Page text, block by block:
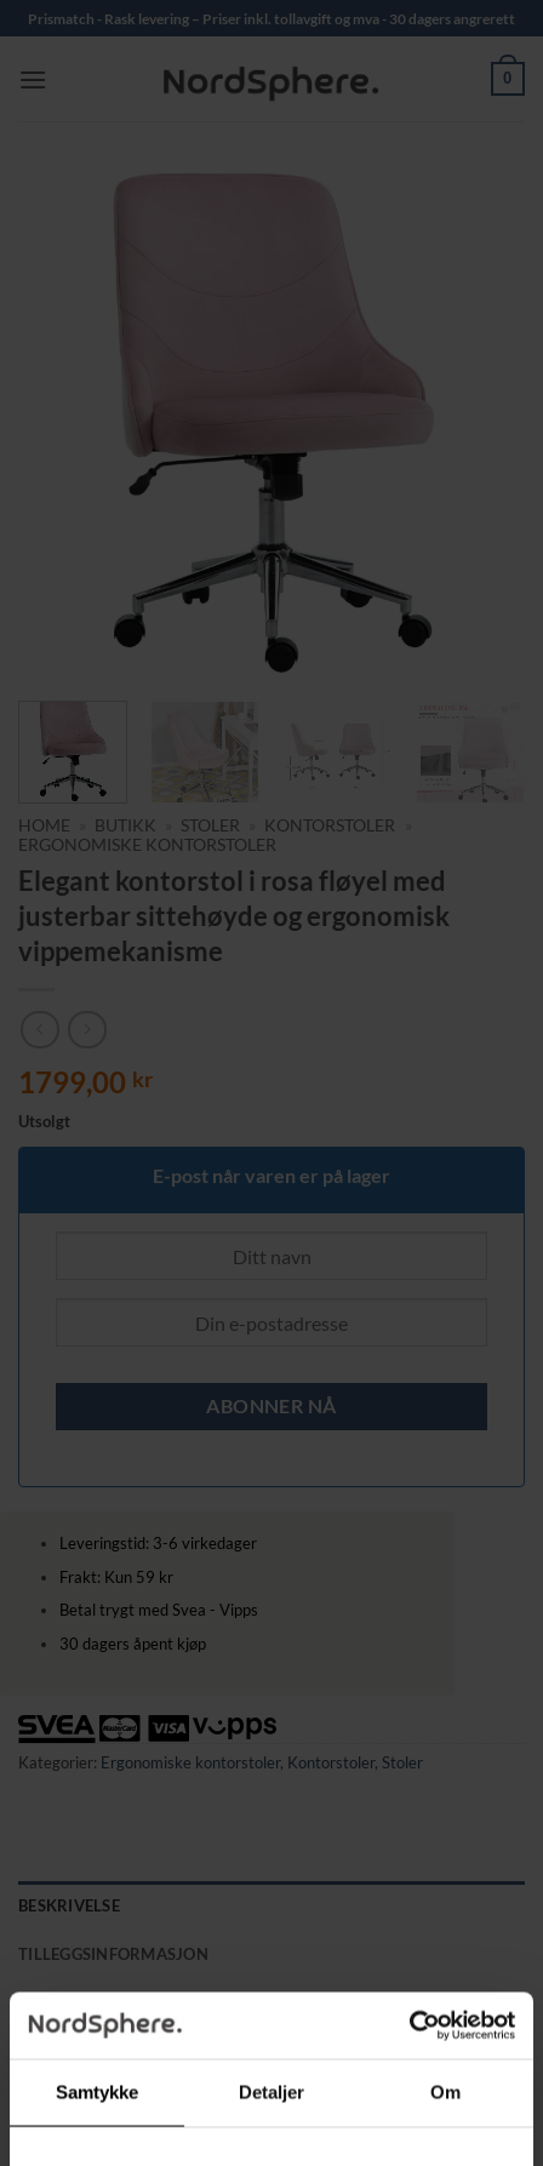
Samtykke Detaljer Om
Skip
to
content
Prismatch - Rask levering – Priser inkl. tollavgift og mva - 30 dagers angrerett
0
HOME BUTIKK STOLER KONTORSTOLER
ERGONOMISKE KONTORSTOLER
Elegant kontorstol i rosa fløyel med
justerbar sittehøyde og ergonomisk
vippemekanisme
1799,00 kr
Utsolgt
E-post når varen er på lager
Leveringstid: 3-6 virkedager
Frakt: Kun 59 kr
Betal trygt med Svea - Vipps
30 dagers åpent kjøp
Kategorier: Ergonomiske kontorstoler, Kontorstoler, Stoler
BESKRIVELSE
TILLEGGSINFORMASJON
Denne stilige kontorstolen i fløyelslignende stoff er perfekt
for hjemmekontor, arbeidsrom eller stue, og kombinerer
sittehøyden gjør det enkelt å tilpasse stolen til ulike
skrivebordshøyder, mens den ergonomiske